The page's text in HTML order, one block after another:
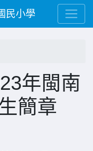
民小學
年閩南
簡章